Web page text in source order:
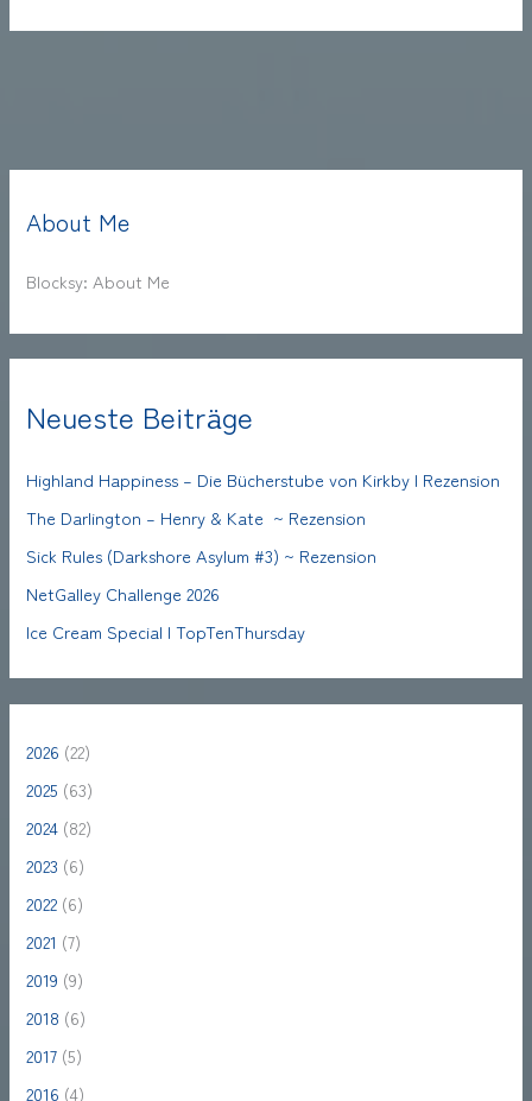
About Me
Blocksy: About Me
Neueste Beiträge
Highland Happiness – Die Bücherstube von Kirkby | Rezension
The Darlington – Henry & Kate ~ Rezension
Sick Rules (Darkshore Asylum #3) ~ Rezension
NetGalley Challenge 2026
Ice Cream Special | TopTenThursday
2026 (22)
2025 (63)
2024 (82)
2023 (6)
2022 (6)
2021 (7)
2019 (9)
2018 (6)
2017 (5)
2016 (4)